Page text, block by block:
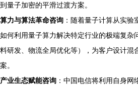
到量子加密的平滑过渡方案。
算力与算法革命咨询 ：随着量子计算从实
如何利用量子算力解决特定行业的极端复杂
料研发、物流全局优化等），为客户设计混
案。
产业生态赋能咨询 ：中国电信将利用自身网